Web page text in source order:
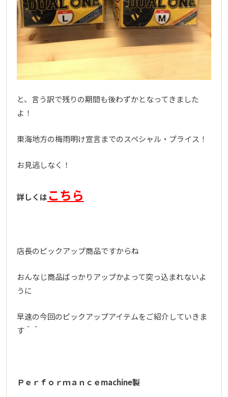
と、言う訳で残りの期間も後わずかとなってきました
よ！
東海地方の梅雨明け宣言までのスペシャル・プライス！
お見逃しなく！
詳しくはこちら
店長のピックアップ商品ですからね
おんなじ商品ばっかりアップかよって突っ込まれないよ
うに
早速の今回のピックアップアイテムをご紹介していきま
す＾＾
Ｐｅｒｆｏｒｍａｎｃｅmachine製